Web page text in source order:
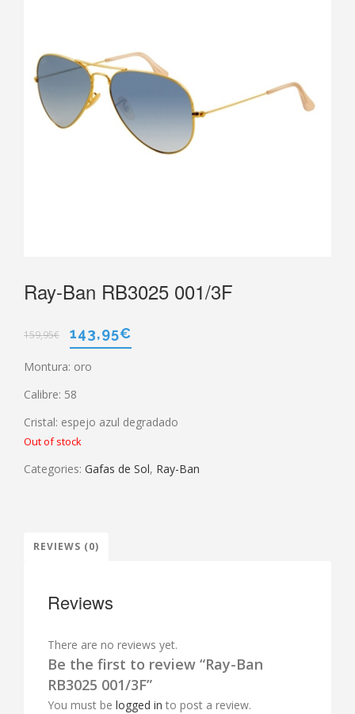
Ray-Ban RB3025 001/3F
159,95€ 143,95€
Montura: oro
Calibre: 58
Cristal: espejo azul degradado
Out of stock
Categories: Gafas de Sol, Ray-Ban
REVIEWS (0)
Reviews
There are no reviews yet.
Be the first to review “Ray-Ban
RB3025 001/3F”
You must be logged in to post a review.